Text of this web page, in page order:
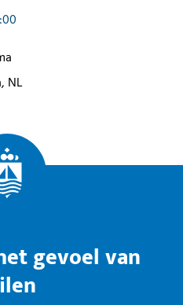
NL
gevoel van